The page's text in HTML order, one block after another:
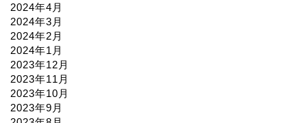
2024年4月
2024年3月
2024年2月
2024年1月
2023年12月
2023年11月
2023年10月
2023年9月